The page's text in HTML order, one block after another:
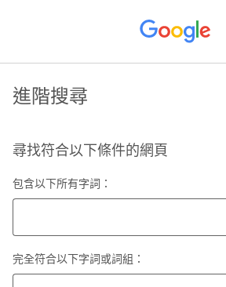
進階搜尋
尋找符合以下條件的網頁
包含以下所有字詞：
完全符合以下字詞或詞組：